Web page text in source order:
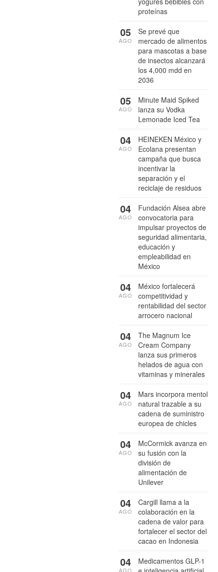
proteínas
Se prevé que
mercado de alimentos
para mascotas a base
de insectos alcanzará
los 4,000 mdd en
2036
05
AGO
Minute Maid Spiked
lanza su Vodka
Lemonade Iced Tea
05
AGO
HEINEKEN México y
Ecolana presentan
campaña que busca
incentivar la
separación y el
reciclaje de residuos
04
AGO
Fundación Alsea abre
convocatoria para
impulsar proyectos de
seguridad alimentaria,
educación y
empleabilidad en
México
04
AGO
México fortalecerá
competitividad y
rentabilidad del sector
arrocero nacional
04
AGO
The Magnum Ice
Cream Company
lanza sus primeros
helados de agua con
vitaminas y minerales
04
AGO
Mars incorpora mentol
natural trazable a su
cadena de suministro
europea de chicles
04
AGO
McCormick avanza en
su fusión con la
división de
alimentación de
Unilever
04
AGO
Cargill llama a la
colaboración en la
cadena de valor para
fortalecer el sector del
cacao en Indonesia
04
AGO
Medicamentos GLP-1
04
AGO